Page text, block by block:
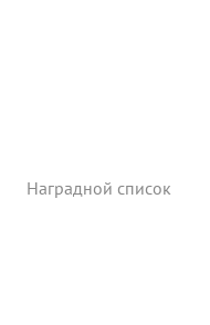
Наградной список